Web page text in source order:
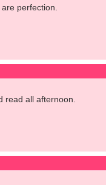
perfection.
read all afternoon.